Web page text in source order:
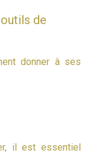
de
donner à ses
il est essentiel